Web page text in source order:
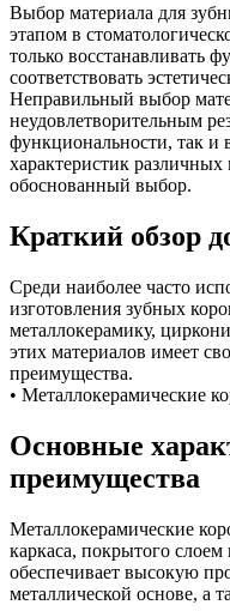
Выбор материала для
этапом в
только восстанавливать
соответствовать
Неправильный выбор
неудовлетворительным
функциональности, так и
характеристик различных
обоснованный выбор.
Краткий обзор
Среди наиболее часто
изготовления зубных
металлокерамику,
этих материалов имеет
преимущества.
• Металлокерамические
Основные
преимущества
Металлокерамические
каркаса, покрытого
обеспечивает высокую
металлической основе, а